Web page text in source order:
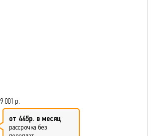
9 001 р.
от 445р. в месяц
рассрочка без